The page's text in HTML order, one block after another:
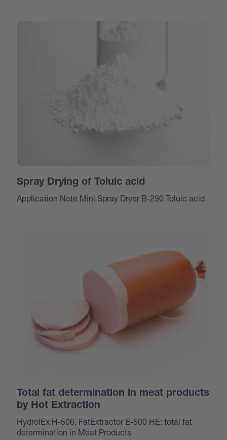
Spray Drying of Toluic acid
Application Note Mini Spray Dryer B-290 Toluic acid
Total fat determination in meat products
by Hot Extraction
HydrolEx H-506, FatExtractor E-500 HE: total fat
determination in Meat Products